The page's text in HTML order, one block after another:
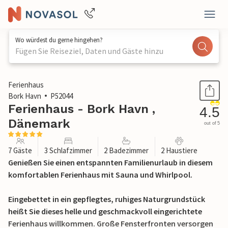
Wo würdest du gerne hingehen?
Fügen Sie Reiseziel, Daten und Gäste hinzu
1 / 27
Ferienhaus
Bork Havn
P52044
Ferienhaus - Bork Havn ,
Dänemark
4.5
out of 5
7 Gäste 3 Schlafzimmer 2 Badezimmer 2 Haustiere
Genießen Sie einen entspannten Familienurlaub in diesem
komfortablen Ferienhaus mit Sauna und Whirlpool.
Eingebettet in ein gepflegtes, ruhiges Naturgrundstück
heißt Sie dieses helle und geschmackvoll eingerichtete
Ferienhaus willkommen. Große Fensterfronten versorgen